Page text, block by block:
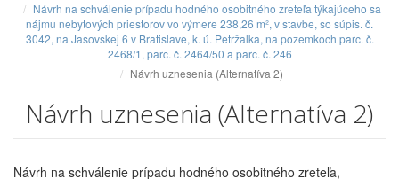
Návrh na schválenie prípadu hodného osobitného zreteľa týkajúceho sa
nájmu nebytových priestorov vo výmere 238,26 m², v stavbe, so súpis. č.
3042, na Jasovskej 6 v Bratislave, k. ú. Petržalka, na pozemkoch parc. č.
2468/1, parc. č. 2464/50 a parc. č. 246
Návrh uznesenia (Alternatíva 2)
Návrh uznesenia (Alternatíva 2)
Návrh na schválenie prípadu hodného osobitného zreteľa,